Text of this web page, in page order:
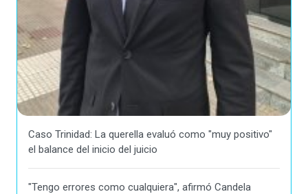
Caso Trinidad: La querella evaluó como "muy positivo"
el balance del inicio del juicio
"Tengo errores como cualquiera", afirmó Candela